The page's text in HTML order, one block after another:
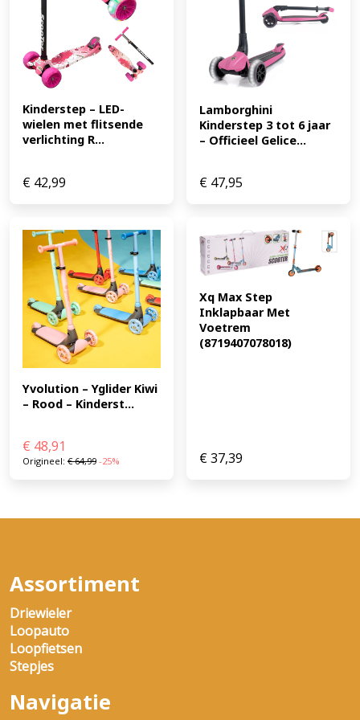
Kinderstep – LED-
wielen met flitsende
verlichting R...
€ 42,99
Lamborghini
Kinderstep 3 tot 6 jaar
– Officieel Gelice...
€ 47,95
Yvolution – Yglider Kiwi
– Rood – Kinderst...
€ 48,91
Origineel: €64,99 -25%
Xq Max Step
Inklapbaar Met
Voetrem
(8719407078018)
€37,39
Assortiment
Driewieler
Loopauto
Loopfietsen
Stepjes
Navigatie